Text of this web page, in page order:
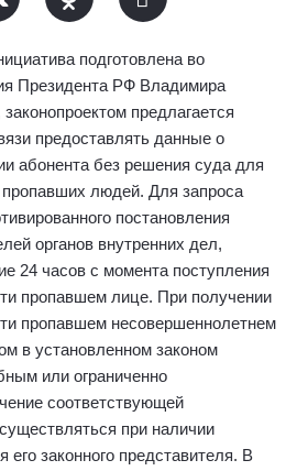
подготовлена во
Президента РФ Владимира
предлагается
предоставлять данные о
абонента без решения суда для
пропавших людей. Для запроса
постановления
органов внутренних дел,
24 часов с момента поступления
пропавшем лице. При получении
пропавшем несовершеннолетнем
в установленном законом
или ограниченно
соответствующей
при наличии
его законного представителя. В